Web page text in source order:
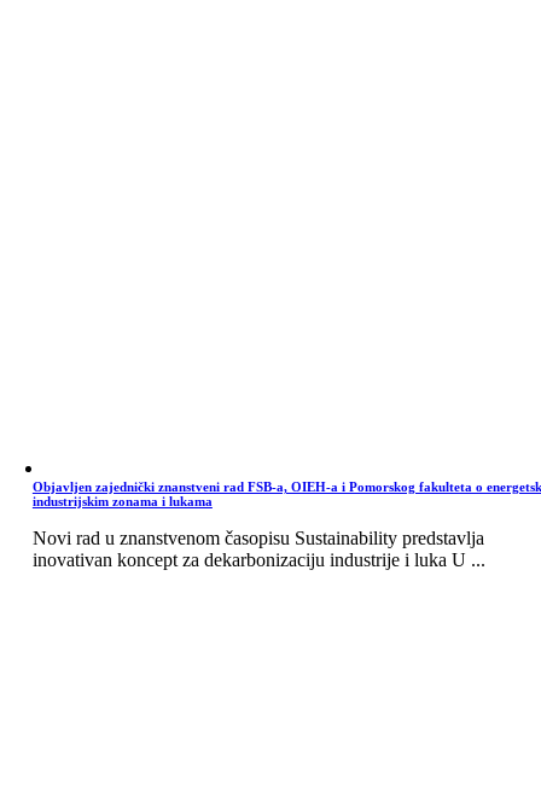
Objavljen zajednički znanstveni rad FSB-a, OIEH-a i Pomorskog fakulteta o
industrijskim zonama i lukama
Novi rad u znanstvenom časopisu Sustainability predstavlja
inovativan koncept za dekarbonizaciju industrije i luka U ...